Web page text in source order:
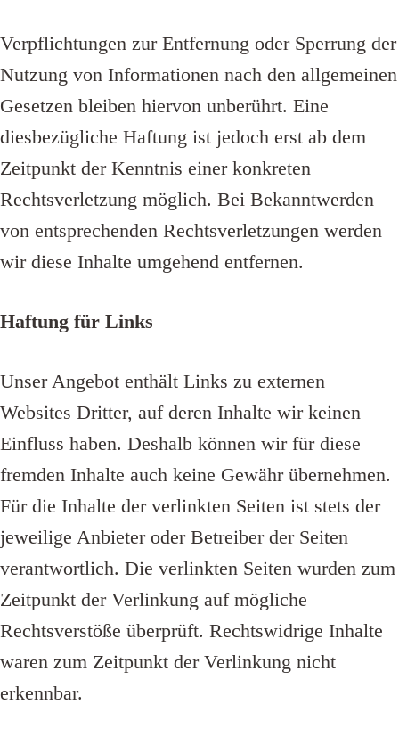
Verpflichtungen zur Entfernung oder Sperrung der
Nutzung von Informationen nach den allgemeinen
Gesetzen bleiben hiervon unberührt. Eine
diesbezügliche Haftung ist jedoch erst ab dem
Zeitpunkt der Kenntnis einer konkreten
Rechtsverletzung möglich. Bei Bekanntwerden
von entsprechenden Rechtsverletzungen werden
wir diese Inhalte umgehend entfernen.
Haftung für Links
Unser Angebot enthält Links zu externen
Websites Dritter, auf deren Inhalte wir keinen
Einfluss haben. Deshalb können wir für diese
fremden Inhalte auch keine Gewähr übernehmen.
Für die Inhalte der verlinkten Seiten ist stets der
jeweilige Anbieter oder Betreiber der Seiten
verantwortlich. Die verlinkten Seiten wurden zum
Zeitpunkt der Verlinkung auf mögliche
Rechtsverstöße überprüft. Rechtswidrige Inhalte
waren zum Zeitpunkt der Verlinkung nicht
erkennbar.